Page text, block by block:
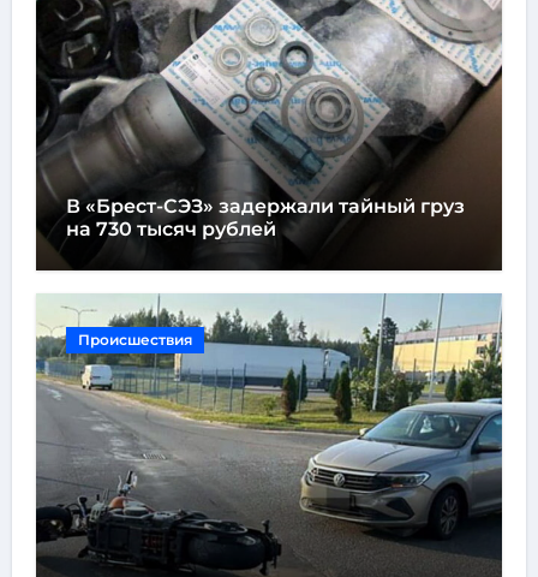
В «Брест-СЭЗ» задержали тайный груз
на 730 тысяч рублей
Происшествия